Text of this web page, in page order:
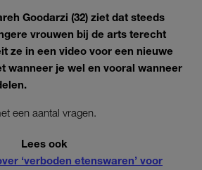
Goodarzi (32) ziet dat steeds
vrouwen bij de arts terecht
ze in een video voor een nieuwe
wanneer je wel en vooral wanneer
een aantal vragen.
Lees ook
‘verboden etenswaren’ voor